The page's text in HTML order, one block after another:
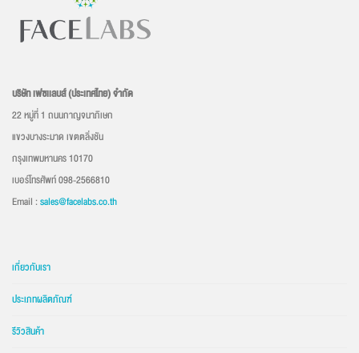
บริษัท เฟซเเลบส์ (ประเทศไทย) จำกัด
22 หมู่ที่ 1 ถนนกาญจนาภิเษก
แขวงบางระมาด เขตตลิ่งชัน
กรุงเทพมหานคร 10170
เบอร์โทรศัพท์ 098-2566810
Email :sales@facelabs.co.th
เกี่ยวกับเรา
ประเภทผลิตภัณฑ์
รีวิวสินค้า